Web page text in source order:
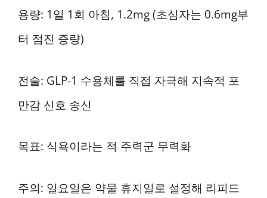
용량: 1일 1회 아침, 1.2mg (초심자는 0.6mg부
터 점진 증량)
전술: GLP-1 수용체를 직접 자극해 지속적 포
만감 신호 송신
목표: 식욕이라는 적 주력군 무력화
주의: 일요일은 약물 휴지일로 설정해 리피드